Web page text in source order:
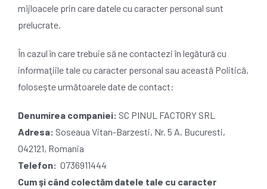
mijloacele prin care datele cu caracter personal sunt
prelucrate.
În cazul în care trebuie să ne contactezi în legătură cu
informaţiile tale cu caracter personal sau această Politică,
foloseşte următoarele date de contact:
Denumirea companiei: SC PINUL FACTORY SRL
Adresa: Soseaua Vitan-Barzesti, Nr. 5 A, Bucuresti,
042121, Romania
Telefon: 0736911444
Cum şi când colectăm datele tale cu caracter